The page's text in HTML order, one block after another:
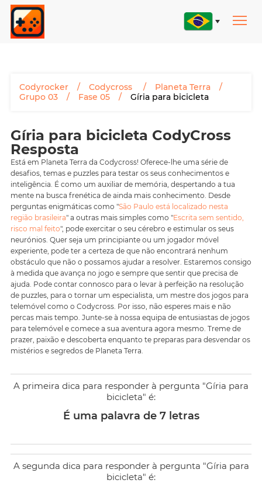
Codyrocker Codycross
Planeta Terra
Grupo 03
Fase 05 Gíria para bicicleta
Gíria para bicicleta CodyCross
Resposta
Está em Planeta Terra da Codycross! Oferece-lhe uma série de
desafios, temas e puzzles para testar os seus conhecimentos e
inteligência. É como um auxiliar de memória, despertando a tua
mente na busca frenética de ainda mais conhecimento. Desde
perguntas enigmáticas como "São Paulo está localizado nesta
região brasileira" a outras mais simples como "Escrita sem sentido,
risco mal feito", pode exercitar o seu cérebro e estimular os seus
neurónios. Quer seja um principiante ou um jogador móvel
experiente, pode ter a certeza de que não encontrará nenhum
obstáculo que não o possamos ajudar a resolver. Estaremos consigo
à medida que avança no jogo e sempre que sentir que precisa de
ajuda. Pode contar connosco para o levar à perfeição na resolução
de puzzles, para o tornar um especialista, um mestre dos jogos para
telemóvel como o Codycross. Por isso, não esperes mais e não
percas mais tempo. Junte-se à nossa equipa de entusiastas de jogos
para telemóvel e comece a sua aventura agora mesmo. Treme de
prazer, paixão e descoberta enquanto te preparas para desvendar os
mistérios e segredos de Planeta Terra.
A primeira dica para responder à pergunta "Gíria para
bicicleta" é:
É uma palavra de 7 letras
A segunda dica para responder à pergunta "Gíria para
bicicleta" é: